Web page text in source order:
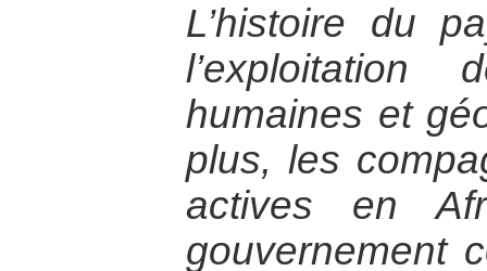
L’histoire du
l’exploitation
humaines et
plus, les
actives en
gouvernement